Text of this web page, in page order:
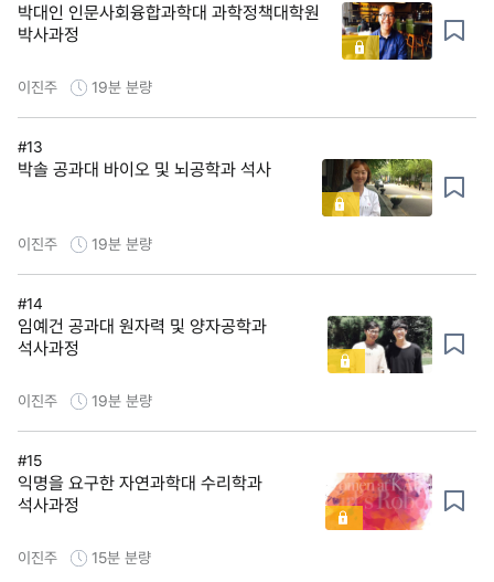
박대인 인문사회융합과학대 과학정책대학원
박사과정
이진주 19분 분량
#13
박솔 공과대 바이오 및 뇌공학과 석사
이진주 19분 분량
#14
임예건 공과대 원자력 및 양자공학과
석사과정
이진주 19분 분량
#15
익명을 요구한 자연과학대 수리학과
석사과정
이진주 15분 분량